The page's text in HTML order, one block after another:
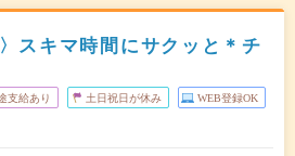
スキマ時間にサクッと＊チ
支給あり 土日祝日が休み WEB登録OK